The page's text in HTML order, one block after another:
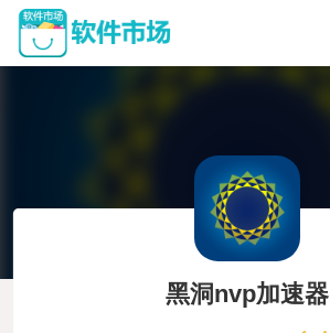
黑洞nvp加速器